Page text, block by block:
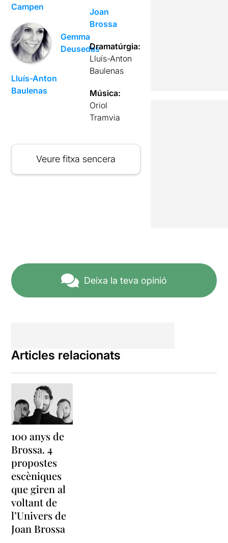
Campen
Gemma
Deusedas
Lluís-Anton
Baulenas
Joan
Brossa
Dramatúrgia:
Lluís-Anton
Baulenas
Música:
Oriol
Tramvia
Veure fitxa sencera
Deixa la teva opinió
Articles relacionats
100 anys de
Brossa. 4
propostes
escèniques
que giren al
voltant de
l’Univers de
Joan Brossa